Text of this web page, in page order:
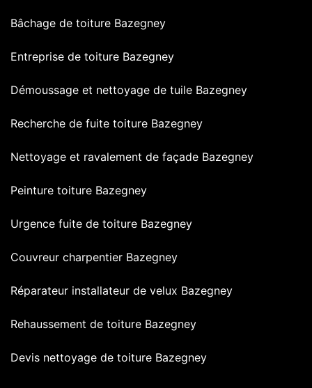
Bâchage de toiture Bazegney
Entreprise de toiture Bazegney
Démoussage et nettoyage de tuile Bazegney
Recherche de fuite toiture Bazegney
Nettoyage et ravalement de façade Bazegney
Peinture toiture Bazegney
Urgence fuite de toiture Bazegney
Couvreur charpentier Bazegney
Réparateur installateur de velux Bazegney
Rehaussement de toiture Bazegney
Devis nettoyage de toiture Bazegney